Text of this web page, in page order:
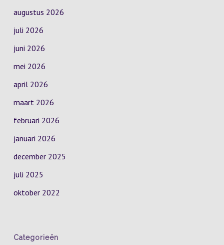
augustus 2026
juli 2026
juni 2026
mei 2026
april 2026
maart 2026
februari 2026
januari 2026
december 2025
juli 2025
oktober 2022
Categorieën